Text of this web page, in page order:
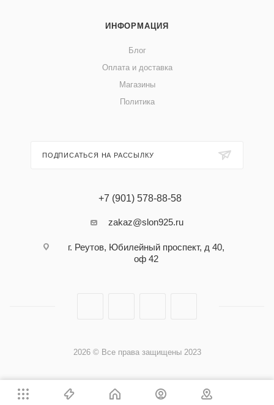
ИНФОРМАЦИЯ
Блог
Оплата и доставка
Магазины
Политика
ПОДПИСАТЬСЯ НА РАССЫЛКУ
+7 (901) 578-88-58
zakaz@slon925.ru
г. Реутов, Юбилейный проспект, д 40,
оф 42
2026 © Все права защищены 2023